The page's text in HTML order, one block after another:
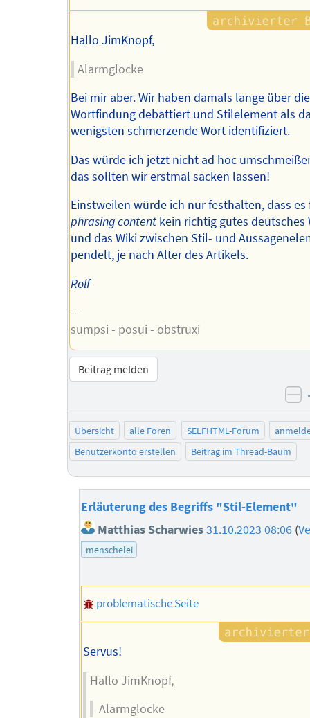
Hallo JimKnopf,
Alarmglocke
Bei mir aber. Wir haben damals lange über
Wortfindung debattiert und Stilelement als
wenigsten schmerzende Wort identifiziert.
Das würde ich jetzt nicht ad hoc
das sollten wir erstmal sacken lassen!
Einstweilen würde ich nur festhalten, dass es
phrasing content kein richtig gutes deutsches
und das Wiki zwischen Stil- und
pendelt, je nach Alter des Artikels.
Rolf
--
sumpsi - posui - obstruxi
Beitrag melden
Übersicht alle Foren SELFHTML-Forum
Benutzerkonto erstellen
Beitrag im Thread-Baum
Erläuterung des Begriffs "Stil-Element"
Matthias Scharwies31.10.2023 08:06 (
menschelei
problematische Seite
Servus!
Hallo JimKnopf,
Alarmglocke